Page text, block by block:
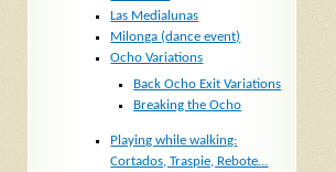
Las Medialunas
Milonga (dance event)
Ocho Variations
Back Ocho Exit Variations
Breaking the Ocho
Playing while walking:
Cortados, Traspie, Rebote…